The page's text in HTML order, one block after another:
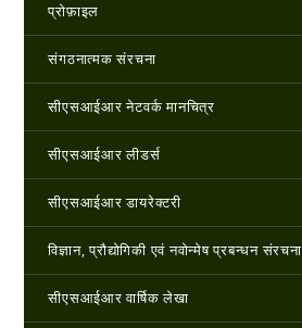
प्रोफ़ाइल
संगठनात्मक संरचना
सीएसआईआर नेटवर्क मानचित्र
सीएसआईआर लीडर्स
सीएसआईआर डायरेक्टरी
विज्ञान, प्रौद्योगिकी एवं नवोन्‍मेष प्रबन्‍धन संरचना
सीएसआईआर वार्षिक लेखा